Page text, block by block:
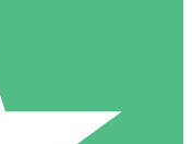
Sans